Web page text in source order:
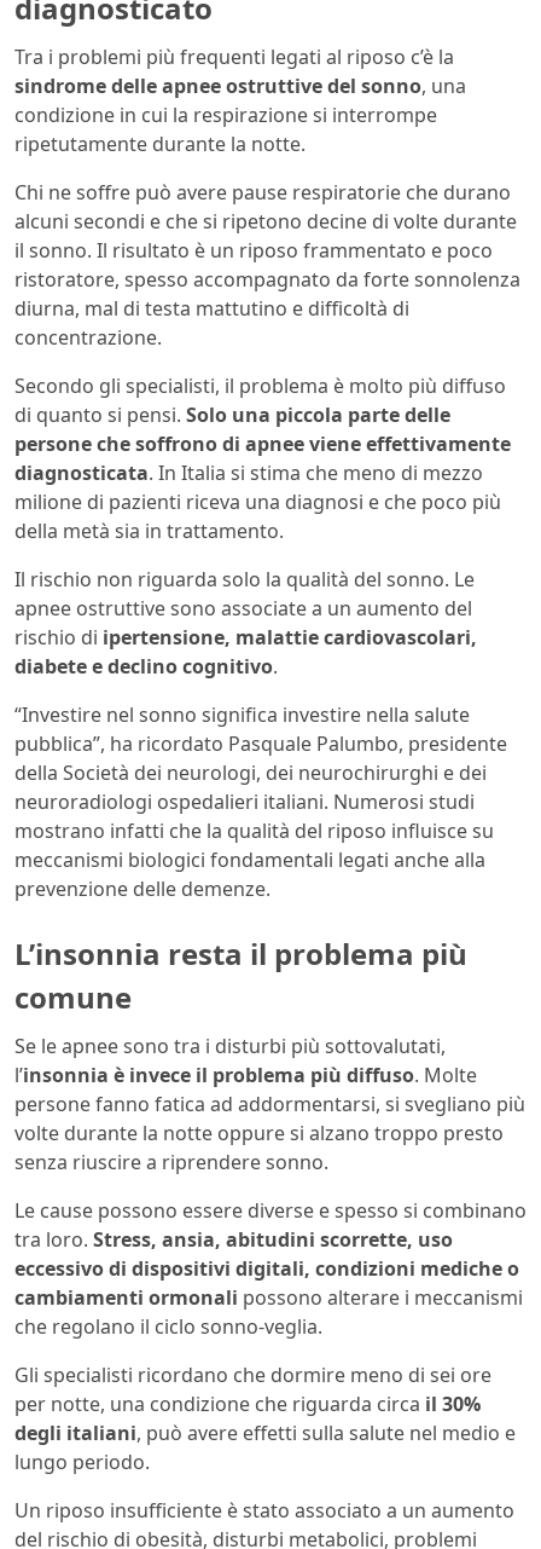
diagnosticato
Tra i problemi più frequenti legati al riposo c’è la
sindrome delle apnee ostruttive del sonno, una
condizione in cui la respirazione si interrompe
ripetutamente durante la notte.
Chi ne soffre può avere pause respiratorie che durano
alcuni secondi e che si ripetono decine di volte durante
il sonno. Il risultato è un riposo frammentato e poco
ristoratore, spesso accompagnato da forte sonnolenza
diurna, mal di testa mattutino e difficoltà di
concentrazione.
Secondo gli specialisti, il problema è molto più diffuso
di quanto si pensi. Solo una piccola parte delle
persone che soffrono di apnee viene effettivamente
diagnosticata. In Italia si stima che meno di mezzo
milione di pazienti riceva una diagnosi e che poco più
della metà sia in trattamento.
Il rischio non riguarda solo la qualità del sonno. Le
apnee ostruttive sono associate a un aumento del
rischio di ipertensione, malattie cardiovascolari,
diabete e declino cognitivo.
“Investire nel sonno significa investire nella salute
pubblica”, ha ricordato Pasquale Palumbo, presidente
della Società dei neurologi, dei neurochirurghi e dei
neuroradiologi ospedalieri italiani. Numerosi studi
mostrano infatti che la qualità del riposo influisce su
meccanismi biologici fondamentali legati anche alla
prevenzione delle demenze.
L’insonnia resta il problema più
comune
Se le apnee sono tra i disturbi più sottovalutati,
l’insonnia è invece il problema più diffuso. Molte
persone fanno fatica ad addormentarsi, si svegliano più
volte durante la notte oppure si alzano troppo presto
senza riuscire a riprendere sonno.
Le cause possono essere diverse e spesso si combinano
tra loro. Stress, ansia, abitudini scorrette, uso
eccessivo di dispositivi digitali, condizioni mediche o
cambiamenti ormonali possono alterare i meccanismi
che regolano il ciclo sonno-veglia.
Gli specialisti ricordano che dormire meno di sei ore
per notte, una condizione che riguarda circa il 30%
degli italiani, può avere effetti sulla salute nel medio e
lungo periodo.
Un riposo insufficiente è stato associato a un aumento
del rischio di obesità, disturbi metabolici, problemi